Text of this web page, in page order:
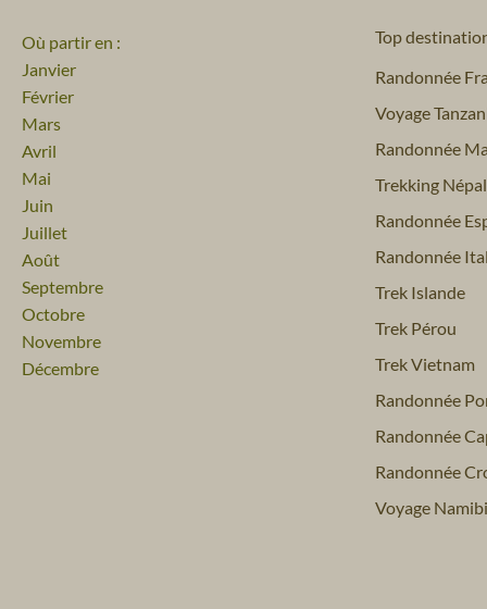
Où partir en :
Janvier
Février
Mars
Avril
Mai
Juin
Juillet
Août
Septembre
Octobre
Novembre
Décembre
Top
Randonnée
Voyage
Randonnée
Trekking Népal
Randonnée
Randonnée
Trek Islande
Trek Pérou
Trek Vietnam
Randonnée
Randonnée
Randonnée
Voyage